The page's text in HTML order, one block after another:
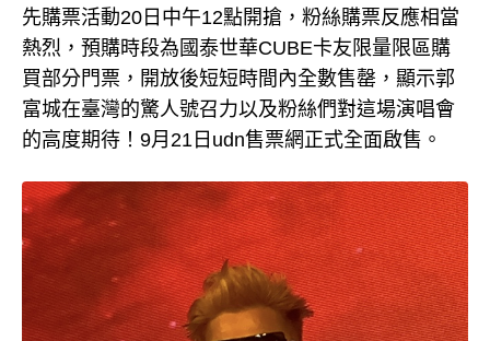
先購票活動20日中午12點開搶，粉絲購票反應相當
熱烈，預購時段為國泰世華CUBE卡友限量限區購
買部分門票，開放後短短時間內全數售罄，顯示郭
富城在臺灣的驚人號召力以及粉絲們對這場演唱會
的高度期待！9月21日udn售票網正式全面啟售。